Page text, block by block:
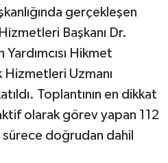
gerçekleşen
Başkanı Dr.
Hikmet
Hizmetleri Uzmanı
Toplantının en dikkat
olarak görev yapan 112
sürece doğrudan dahil